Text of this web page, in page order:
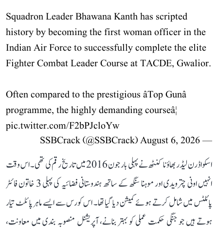
Squadron Leader Bhawana Kanth has scripted
history by becoming the first woman officer in the
Indian Air Force to successfully complete the elite
Fighter Combat Leader Course at TACDE, Gwalior.
Often compared to the prestigious âTop Gunâ
programme, the highly demanding courseâ¦
pic.twitter.com/F2bPJcloYw
— SSBCrack (@SSBCrack)
August 6, 2026
اسکواڈرن لیڈر بھاؤنا کنٹھ نے پہلی بار جون 2016 میں تاریخ رقم کی تھی۔ اس وقت
انہیں اونی چترویدی اور موہنا سنگھ کے ساتھ ہندوستانی فضائیہ کی پہلی 3 خاتون فائٹر
پائلٹس میں شامل کرتے ہوئے کمیشن دیا گیا تھا۔ اس کورس سے ایسے ماہر پائلٹ تیار
ہوتے ہیں جو جنگی حکمت عملی کو بہتر بنانے، آپریشنل منصوبہ بندی میں معاونت،